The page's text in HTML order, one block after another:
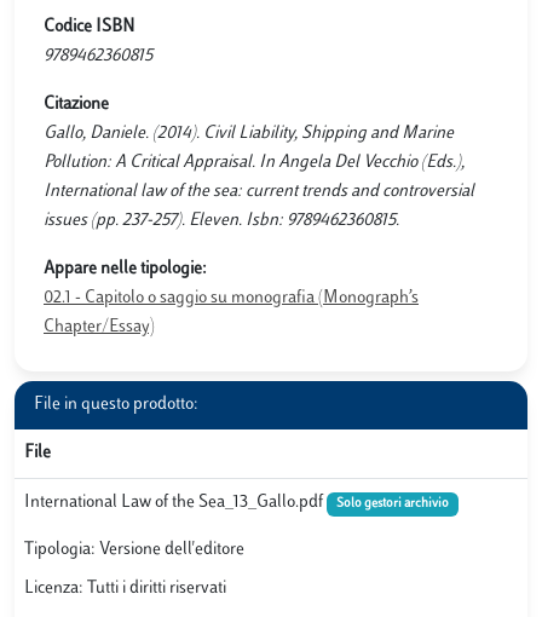
Codice ISBN
9789462360815
Citazione
Gallo, Daniele. (2014). Civil Liability, Shipping and Marine
Pollution: A Critical Appraisal. In Angela Del Vecchio (Eds.),
International law of the sea: current trends and controversial
issues (pp. 237-257). Eleven. Isbn: 9789462360815.
Appare nelle tipologie:
02.1 - Capitolo o saggio su monografia (Monograph’s
Chapter/Essay)
File in questo prodotto:
File
International Law of the Sea_13_Gallo.pdf Solo gestori archivio
Tipologia: Versione dell'editore
Licenza: Tutti i diritti riservati